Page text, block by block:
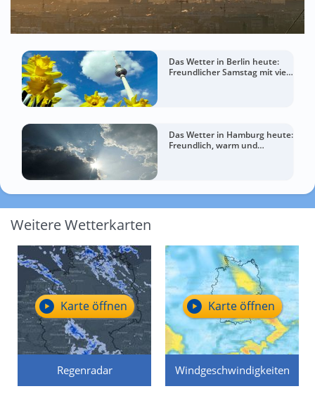
Das Wetter in Berlin heute:
Freundlicher Samstag mit viel
Das Wetter in Hamburg heute:
Freundlich, warm und
Weitere Wetterkarten
Regenradar
Karte öffnen
Windgeschwindigkeiten
Karte öffnen